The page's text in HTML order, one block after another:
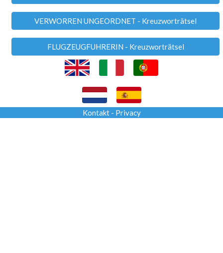
VERWORREN UNGEORDNET - Kreuzworträtsel
FLUGZEUGFUHRERIN - Kreuzworträtsel
Kontakt- Privacy